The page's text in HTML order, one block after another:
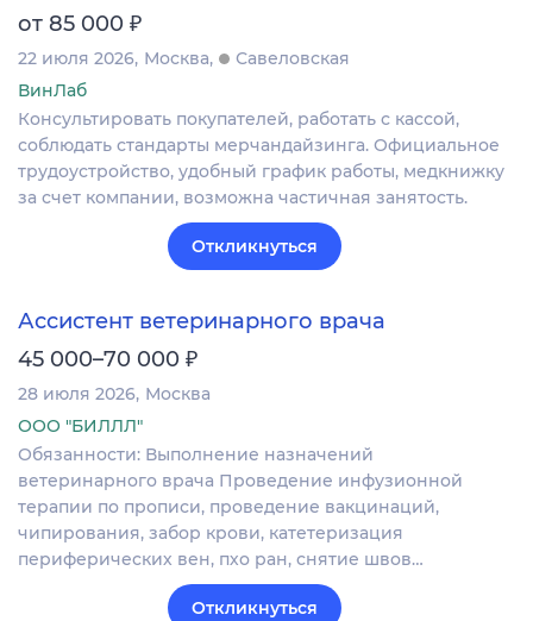
от 85 000 ₽
22 июля 2026 Москва
Савеловская
ВинЛаб
Консультировать покупателей, работать с кассой,
соблюдать стандарты мерчандайзинга. Официальное
трудоустройство, удобный график работы, медкнижку
за счет компании, возможна частичная занятость.
Откликнуться
Ассистент ветеринарного врача
45 000–70 000 ₽
28 июля 2026 Москва
ООО "БИЛЛЛ"
Обязанности: Выполнение назначений
ветеринарного врача Проведение инфузионной
терапии по прописи, проведение вакцинаций,
чипирования, забор крови, катетеризация
периферических вен, пхо ран, снятие швов…
Откликнуться